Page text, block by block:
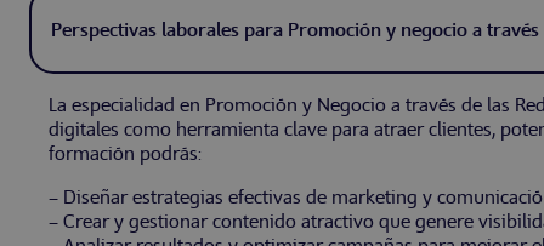
Perspectivas laborales para Promoción y negocio a través
La especialidad en Promoción y Negocio a través de las
digitales como herramienta clave para atraer clientes,
formación podrás:
– Diseñar estrategias efectivas de marketing y
– Crear y gestionar contenido atractivo que genere